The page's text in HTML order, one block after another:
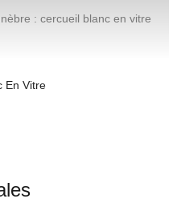
: cercueil blanc en vitre
En Vitre